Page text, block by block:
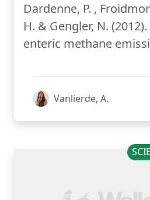
Dardenne, P. ,
H. & Gengler, N.
enteric methane
Vanlierde, A.